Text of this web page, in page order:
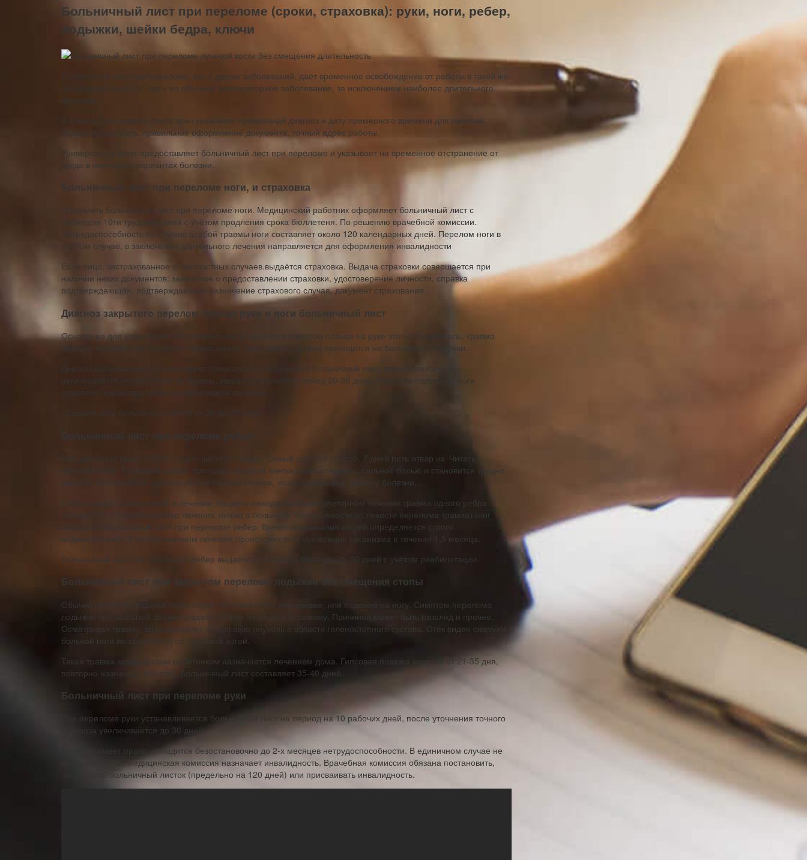
Больничный лист при переломе (сроки, страховка): руки, ноги, ребер,
лодыжки, шейки бедра, ключи
Больничный лист при переломе, как и других заболеваний, даёт временное освобождение от работы в такой же
последовательности, как и на обычное респираторное заболевание, за исключением наиболее длительного
времени.
В бланке больничного листа врач указывает правильный диагноз и дату примерного времени для лечения.
Задача посмотреть, правильное оформление документа, точный адрес работы.
Универсальный акт предоставляет больничный лист при переломе и указывает на временное отстранение от
труда в некоторых вариантах болезни.
Больничный лист при переломе ноги, и страховка
Оформить больничный лист при переломе ноги. Медицинский работник оформляет больничный лист с
периодом 10ти трудовых дней с учётом продления срока бюллетеня. По решению врачебной комиссии.
Нетрудоспособность по случаю особой травмы ноги составляет около 120 календарных дней. Перелом ноги в
особом случае, в заключении длительного лечения направляется для оформления инвалидности
Если лицо, застрахованное от несчастных случаев.выдаётся страховка. Выдача страховки совершается при
наличии неких документов: заявление о предоставлении страховки, удостоверение личности, справка
подтверждающая, подтверждающая назначение страхового случая, документ страхования.
Диагноз закрытого перелом пальца руки и ноги больничный лист
Основание для назначения больничного листа является перелом пальца на руке это не только боль, травма
выводит человека из обычного образа жизни. Чаще всего, травма приходится на большой палец руки.
Диагноз заболевания устанавливает специалист и оформляет больничный лист, перелома пальца
руки выдаётся от типа тяжести травмы, закрытый перелом период 20-30 дней. Перелом пальца на ноге
скрытного характера требует оперативное лечение.
Средний срок больничного листа от 30 до 35 дней.
Больничный лист при переломе ребер
При давлении выше 130/90, нужно чистить сосуды. Самый простой способ: 7 дней пить отвар из Читать
далее&#8230, Страдают рёбра, при ударе грудной клетки сопровождаясь, сильной болью и становится трудно
дышать. Необходимо, сделать рентгеновский снимок, чтобы видеть всю картину болезни.
Если не видят ограничений в лечении, пациент находится на амбулаторном лечении травма одного ребра.
Больше 2‑х сломанных рёбер лечение только в больнице. В зависимости от тяжести перелома травматолог
открывает больничный лист при переломе ребер. Время сращивания костей определяется строго
индивидуально. В своевременном лечении происходит восстановление организма в течении 1,5 месяца.
Больничный лист при переломе рёбер выдаётся на период болезни 21- 50 дней с учётом реабилитации.
Больничный лист при закрытом переломе лодыжки без смещения стопы
Обычно перелом лодыжки происходит, на какой-либо тренировке, или падение на ногу. Симптом перелома
лодыжки при закрытой форме угадать сложно, определить самому. Причиной может быть гололёд и прочее.
Осматривая травму, врач выявляет небольшую опухоль в области голеностопного сустава. Отёк виден снаружи
больной ноги по сравнению со здоровой ногой.
Такая травма медицинским работником назначается лечением дома. Гипсовая повязка носится от 21-35 дня,
повторно назначают рентген. Больничный лист составляет 35-40 дней.
Больничный лист при переломе руки
При переломе руки устанавливается больничный лист на период на 10 рабочих дней, после уточнения точного
диагноза увеличивается до 30 дней.
Больной имеет право, находится безостановочно до 2-х месяцев нетрудоспособности. В единичном случае не
выздоровления, медицинская комиссия назначает инвалидность. Врачебная комиссия обязана постановить,
продлевать больничный листок (предельно на 120 дней) или присваивать инвалидность.